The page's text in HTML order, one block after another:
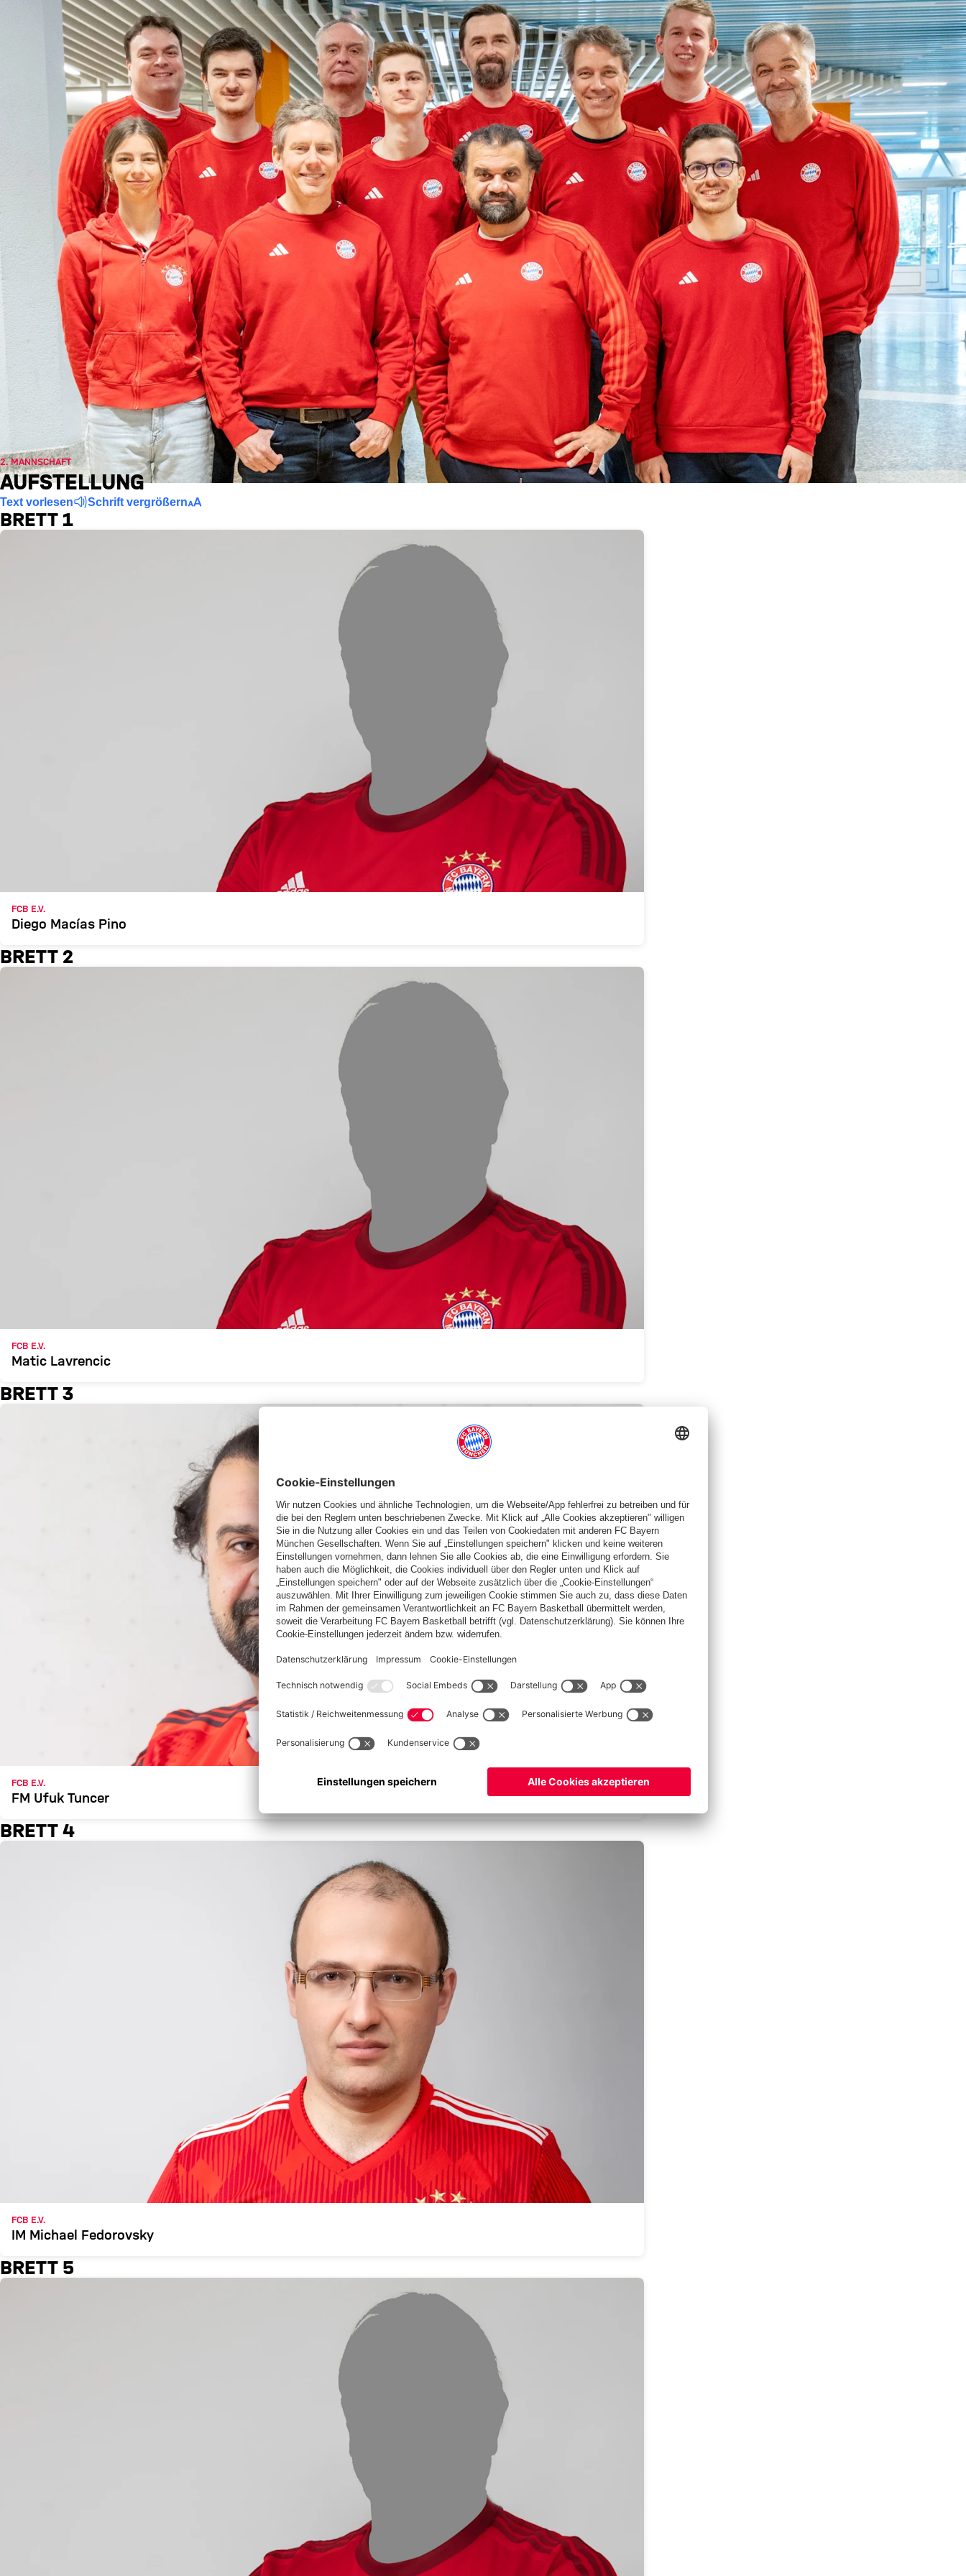
2. MANNSCHAFT
AUFSTELLUNG
Text vorlesen Schrift vergrößern
BRETT 1
FCB E.V.
Diego Macías Pino
BRETT 2
FCB E.V.
Matic Lavrencic
BRETT 3
FCB E.V.
FM Ufuk Tuncer
BRETT 4
FCB E.V.
IM Michael Fedorovsky
BRETT 5